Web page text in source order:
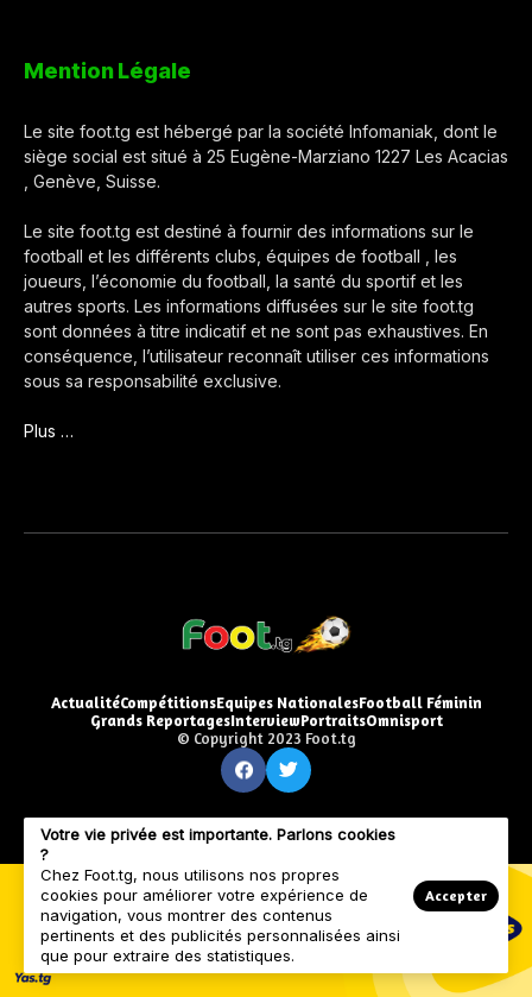
Mention Légale
Le site foot.tg est hébergé par la société Infomaniak, dont le
siège social est situé à 25 Eugène-Marziano 1227 Les Acacias
, Genève, Suisse.
Le site foot.tg est destiné à fournir des informations sur le
football et les différents clubs, équipes de football , les
joueurs, l’économie du football, la santé du sportif et les
autres sports. Les informations diffusées sur le site foot.tg
sont données à titre indicatif et ne sont pas exhaustives. En
conséquence, l’utilisateur reconnaît utiliser ces informations
sous sa responsabilité exclusive.
Plus …
ActualitéCompétitionsEquipes NationalesFootball Féminin
Grands ReportagesInterviewPortraitsOmnisport
© Copyright 2023 Foot.tg
Votre vie privée est importante. Parlons cookies
?
Chez Foot.tg, nous utilisons nos propres
cookies pour améliorer votre expérience de
navigation, vous montrer des contenus
pertinents et des publicités personnalisées ainsi
que pour extraire des statistiques.
Accepter